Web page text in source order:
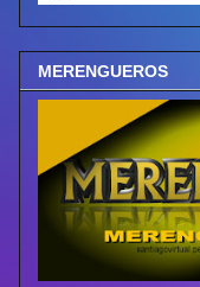
MERENGUEROS